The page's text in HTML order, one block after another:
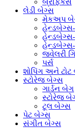
લેડી બેગ્સ
મેકઅપ
હેન્ડબેગ્સ-
જ્વેલરી
પર્સ
શોપિંગ અને
સ્ટોરેજ બેગ્સ
ગાર્ડન બેગ
સ્ટોરેજ
ટૂલ બેગ્સ
પેટ બેગ્સ
સંગીત બેગ્સ